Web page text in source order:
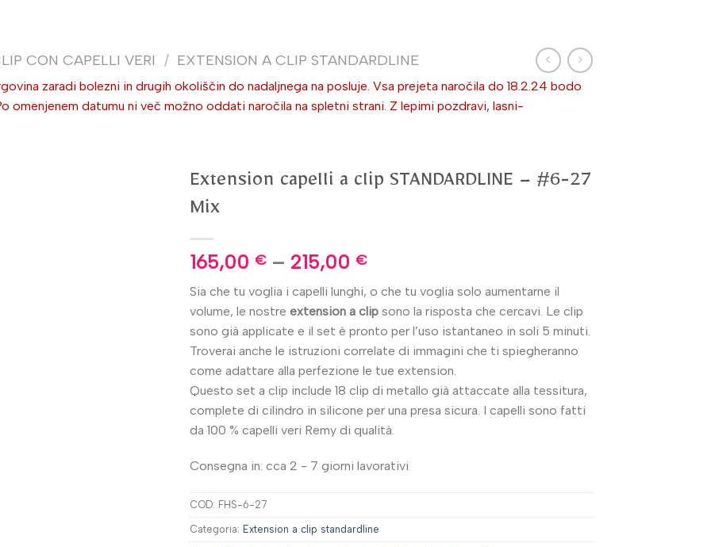
CON CAPELLI VERI / EXTENSION A CLIP STANDARDLINE
zaradi bolezni in drugih okoliščin do nadaljnega na posluje. Vsa prejeta naročila do 18.2.24 bodo
omenjenem datumu ni več možno oddati naročila na spletni strani. Z lepimi pozdravi, lasni-
Extension capelli a clip STANDARDLINE – #6-27
Mix
165,00 € – 215,00 €
Sia che tu voglia i capelli lunghi, o che tu voglia solo aumentarne il
volume, le nostre extension a clip sono la risposta che cercavi. Le clip
sono già applicate e il set è pronto per l’uso istantaneo in soli 5 minuti.
Troverai anche le istruzioni correlate di immagini che ti spiegheranno
come adattare alla perfezione le tue extension.
Questo set a clip include 18 clip di metallo già attaccate alla tessitura,
complete di cilindro in silicone per una presa sicura. I capelli sono fatti
da 100 % capelli veri Remy di qualità.
Consegna in: cca 2 - 7 giorni lavorativi
COD: FHS-6-27
Categoria: Extension a clip standardline